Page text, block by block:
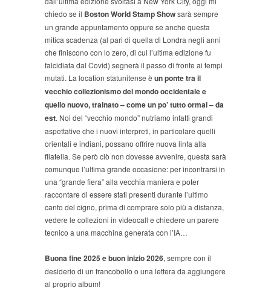
chiedo se il Boston World Stamp Showsarà sempre
un grande appuntamento oppure se anche questa
mitica scadenza (al pari di quella di Londra negli anni
che finiscono con lo zero, di cui l’ultima edizione fu
falcidiata dal Covid) segnerà il passo di fronte ai tempi
mutati. La location statunitense è un ponte tra il
vecchio collezionismo del mondo occidentale e
quello nuovo, trainato – come un po’ tutto ormai – da
est. Noi del “vecchio mondo” nutriamo infatti grandi
aspettative che i nuovi interpreti, in particolare quelli
orientali e indiani, possano offrire nuova linfa alla
filatelia. Se però ciò non dovesse avvenire, questa sarà
comunque l’ultima grande occasione: per incontrarsi in
una “grande fiera” alla vecchia maniera e poter
raccontare di essere stati presenti durante l’ultimo
canto del cigno, prima di comprare solo più a distanza,
vedere le collezioni in videocall e chiedere un parere
tecnico a una macchina generata con l’IA…
Buona fine 2025 e buon inizio 2026, sempre con il
desiderio di un francobollo o una lettera da aggiungere
al proprio album!